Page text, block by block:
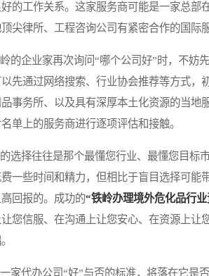
的工作关系。这家服务商可能是一家总
尖律所、工程咨询公司有紧密合作的国际
企业家再次询问“哪个公司好”时，不妨
先通过网络搜索、行业协会推荐等方式，
事务所、以及具有深厚本土化资源的当
单上的服务商进行逐项评估和接触。
择往往是那个最懂您行业、最懂您目标
一些时间和精力，但相比于盲目选择可
回报的。成功的“铁岭办理境外危化品行业
您信服、在沟通上让您安心、在资源上
代办公司“好”与否的标准，将落在它是